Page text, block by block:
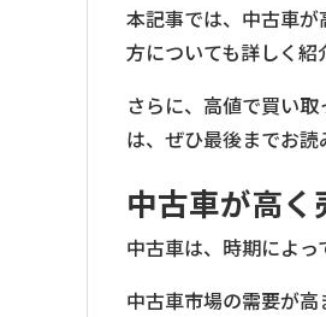
本記事では、中古車
方についても詳しく紹
さらに、高値で買い
は、ぜひ最後までお読
中古車が高く
中古車は、時期によっ
中古車市場の需要が